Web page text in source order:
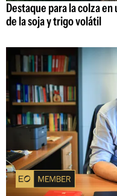
Destaque para la colza
de la soja y trigo volátil